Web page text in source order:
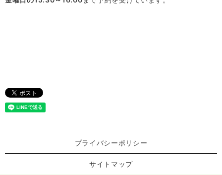
プライバシーポリシー
サイトマップ